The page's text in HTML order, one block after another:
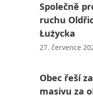
Společně
ruchu
Łużycka
27. července
Obec řeší
masivu za